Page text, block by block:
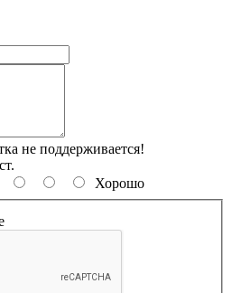
не поддерживается!
Хорошо